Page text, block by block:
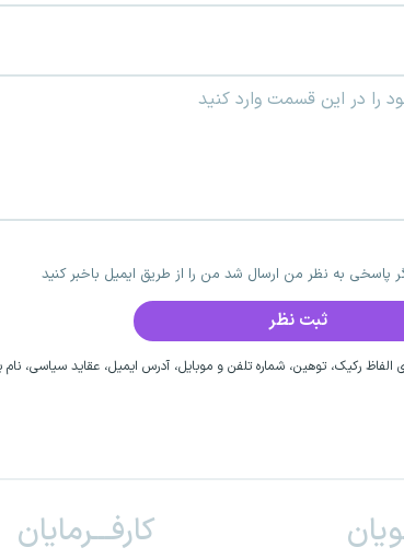
پاسخی به نظر من ارسال شد من را از طریق ایمیل باخبر کنید
رکیک، توهین، شماره تلفن و موبایل، آدرس ایمیل، عقاید سیاسی، نام
کارفـــرمایان